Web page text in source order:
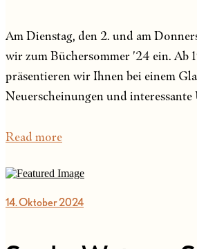
Am Dienstag, den 2. und am
wir zum Büchersommer '24 ein. Ab
präsentieren wir Ihnen bei einem
Neuerscheinungen und
Read more
14. Oktober 2024